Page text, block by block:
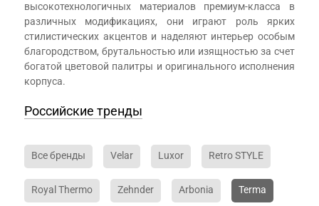
высокотехнологичных материалов премиум-класса в
различных модификациях, они играют роль ярких
стилистических акцентов и наделяют интерьер особым
благородством, брутальностью или изящностью за счет
богатой цветовой палитры и оригинального исполнения
корпуса.
Российские тренды
Все бренды Velar Luxor Retro STYLE
Royal Thermo Zehnder Arbonia Terma